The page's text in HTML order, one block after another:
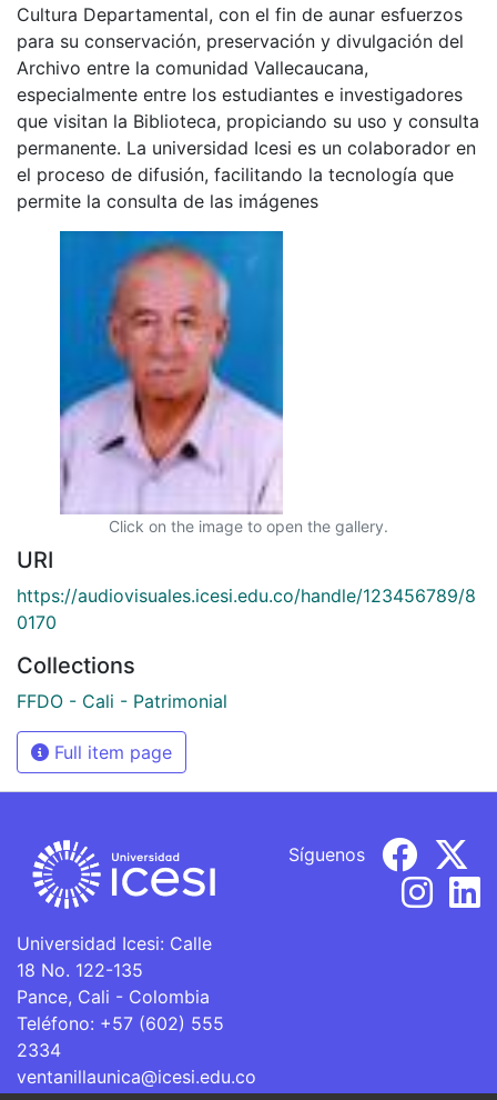
Cultura Departamental, con el fin de aunar esfuerzos
para su conservación, preservación y divulgación del
Archivo entre la comunidad Vallecaucana,
especialmente entre los estudiantes e investigadores
que visitan la Biblioteca, propiciando su uso y consulta
permanente. La universidad Icesi es un colaborador en
el proceso de difusión, facilitando la tecnología que
permite la consulta de las imágenes
Click on the image to open the gallery.
URI
https://audiovisuales.icesi.edu.co/handle/123456789/8
0170
Collections
FFDO - Cali - Patrimonial
Full item page
Universidad Icesi: Calle
18 No. 122-135
Pance, Cali - Colombia
Teléfono: +57 (602) 555
2334
ventanillaunica@icesi.edu.co
Síguenos